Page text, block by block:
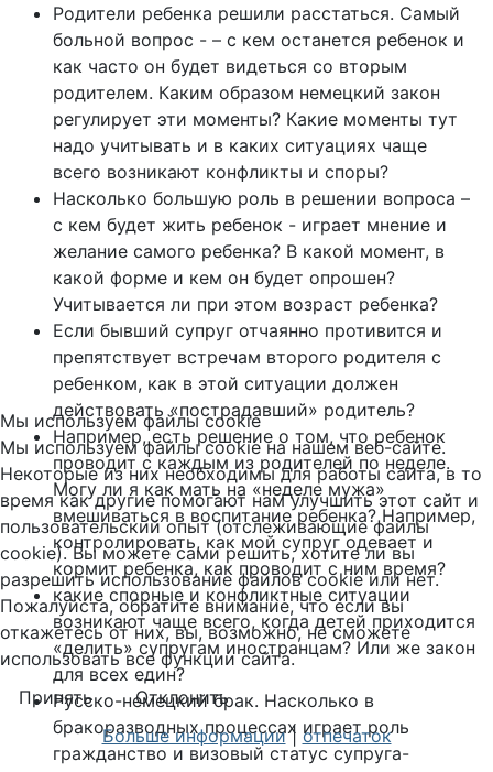
Родители ребенка решили расстаться. Самый
больной вопрос - – с кем останется ребенок и
как часто он будет видеться со вторым
родителем. Каким образом немецкий закон
регулирует эти моменты? Какие моменты тут
надо учитывать и в каких ситуациях чаще
всего возникают конфликты и споры?
Насколько большую роль в решении вопроса –
с кем будет жить ребенок - играет мнение и
желание самого ребенка? В какой момент, в
какой форме и кем он будет опрошен?
Учитывается ли при этом возраст ребенка?
Если бывший супруг отчаянно противится и
препятствует встречам второго родителя с
ребенком, как в этой ситуации должен
действовать «пострадавший» родитель?
Например, есть решение о том, что ребенок
проводит с каждым из родителей по неделе.
Могу ли я как мать на «неделе мужа»
вмешиваться в воспитание ребенка? Например,
контролировать, как мой супруг одевает и
кормит ребенка, как проводит с ним время?
какие спорные и конфликтные ситуации
возникают чаще всего, когда детей приходится
«делить» супругам иностранцам? Или же закон
для всех един?
Русско-немецкий брак. Насколько в
бракоразводных процессах играет роль
гражданство и визовый статус супруга-
Мы используем файлы cookie
Мы используем файлы cookie на нашем веб-сайте.
Некоторые из них необходимы для работы сайта, в то
время как другие помогают нам улучшить этот сайт и
пользовательский опыт (отслеживающие файлы
cookie). Вы можете сами решить, хотите ли вы
разрешить использование файлов cookie или нет.
Пожалуйста, обратите внимание, что если вы
откажетесь от них, вы, возможно, не сможете
использовать все функции сайта.
Принять
Отклонить
Больше информации| отпечаток